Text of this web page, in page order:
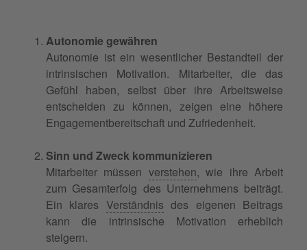
Autonomie gewähren
Autonomie ist ein wesentlicher Bestandteil der
intrinsischen Motivation. Mitarbeiter, die das
Gefühl haben, selbst über ihre Arbeitsweise
entscheiden zu können, zeigen eine höhere
Engagementbereitschaft und Zufriedenheit.
Sinn und Zweck kommunizieren
Mitarbeiter müssen verstehen, wie ihre Arbeit
zum Gesamterfolg des Unternehmens beiträgt.
Ein klares Verständnis des eigenen Beitrags
kann die intrinsische Motivation erheblich
steigern.